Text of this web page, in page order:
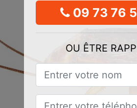
09 73 76
OU ÊTRE